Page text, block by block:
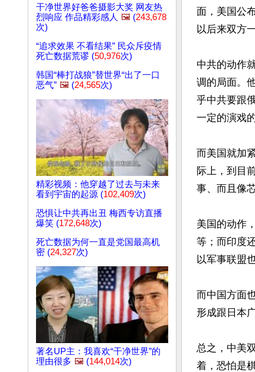
干净世界好爸爸摄影大奖 网友热
烈响应 作品精彩感人 🖼️ (243,678
次)
“追求效果 不看结果” 民众斥疫情
死亡数据荒谬 (50,976次)
韩国“棒打战狼”替世界“出了一口
恶气” 🖼️ (24,565次)
精彩视频：他穿越了过去与未来
看到宇宙的起源 (102,409次)
恐惧让中共再出丑 梅西专访直播
爆笑 (172,648次)
死亡数据为何一直是党国最高机
密 (24,327次)
著名UP主：我喜欢“干净世界”的
理由很多 🖼️ (144,014次)
面，美国公
以后来双方
中共的动作
调的局面。
乎中共要跟
一定的演戏
而美国就加
际上，到目
事、而且像
美国的动作
等；而印度
以军事联盟
而中国方面
形成跟日本
总之，中美
着，恐怕是